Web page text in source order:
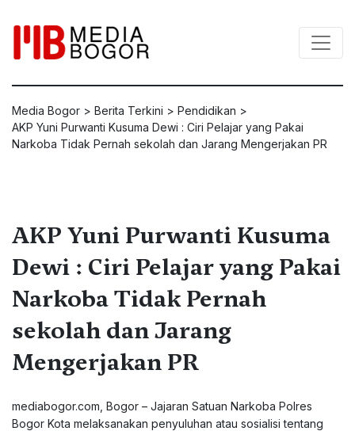
Media Bogor > Berita Terkini > Pendidikan >
AKP Yuni Purwanti Kusuma Dewi : Ciri Pelajar yang Pakai
Narkoba Tidak Pernah sekolah dan Jarang Mengerjakan PR
AKP Yuni Purwanti Kusuma
Dewi : Ciri Pelajar yang Pakai
Narkoba Tidak Pernah
sekolah dan Jarang
Mengerjakan PR
mediabogor.com, Bogor – Jajaran Satuan Narkoba Polres
Bogor Kota melaksanakan penyuluhan atau sosialisi tentang